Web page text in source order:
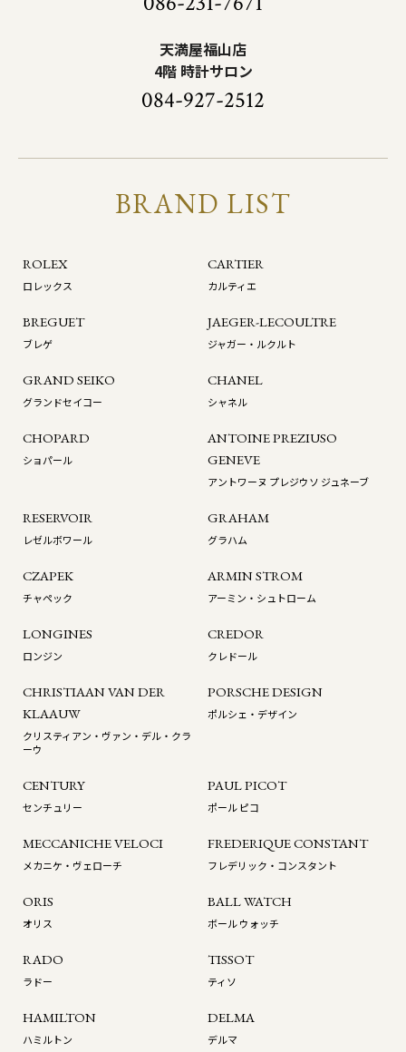
天満屋福山店
4階 時計サロン
084-927-2512
BRAND LIST
ROLEX
ロレックス
CARTIER
カルティエ
BREGUET
ブレゲ
JAEGER-LECOULTRE
ジャガー・ルクルト
GRAND SEIKO
グランドセイコー
CHANEL
シャネル
CHOPARD
ショパール
ANTOINE PREZIUSO
GENEVE
アントワーヌ プレジウソ ジュネーブ
RESERVOIR
レゼルボワール
GRAHAM
グラハム
CZAPEK
チャペック
ARMIN STROM
アーミン・シュトローム
LONGINES
ロンジン
CREDOR
クレドール
CHRISTIAAN VAN DER
KLAAUW
クリスティアン・ヴァン・デル・クラ
ーウ
PORSCHE DESIGN
ポルシェ・デザイン
CENTURY
センチュリー
PAUL PICOT
ポール ピコ
MECCANICHE VELOCI
メカニケ・ヴェローチ
FREDERIQUE CONSTANT
フレデリック・コンスタント
ORIS
オリス
BALL WATCH
ボール ウォッチ
RADO
ラドー
TISSOT
ティソ
HAMILTON
ハミルトン
DELMA
デルマ